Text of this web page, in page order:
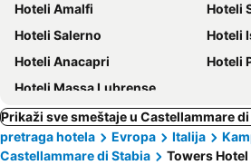
Hoteli Amalfi
Hoteli
Hoteli Salerno
Hoteli
Hoteli Anacapri
Hoteli
Hoteli Massa Lubrense
Prikaži sve smeštaje u Castellammare
pretraga hotela
Evropa Italija
Castellammare di Stabia
Towers